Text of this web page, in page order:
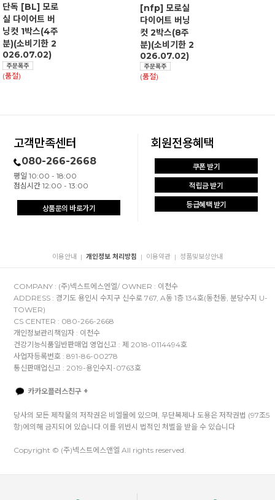
단독 [BL] 모로
실 다이어트 버
닝컷 1박스(4주
분)(소비기한 2
026.07.02)
(품절)
[nfp] 모로실
다이어트 버닝
컷 2박스(8주
분)(소비기한 2
026.07.02)
(품절)
고객만족센터
080-266-2668
평일 10:00 - 18:00
점심시간 12:00 - 13:00
상품문의 바로가기
회원전용혜택
쿠폰 받기
적립금 받기
등급혜택 받기
이용안내 | 개인정보 처리방침 | 이용약관 | 정품및보상안내
COMPANY : (주)넥스트에스엔엘/ OWNER : 이천수
ADDRESS : 경기도 용인시 수지구 신수로 767, A동 1층 134호(동천동, 분당수지 U-
TOWER)
CS CENTER : 080-266-2668
개인정보관리책임자 : 이천수
건강기능식품일반판매업 영업신고 : 제 2018-0114494호
사업자등록번호 : 891-86-00278
통신판매업신고 : 2019-용인수지-0763호
카카오플러스친구 +
당사의 모든 제작물의 저작권은 비엘몰에 있으며, 무단복제나 도용은 저작권법 (97조5
항)에의해 금지되어 있습니다.이를 위반시 법적인 처벌을 받을 수 있습니다
Copyright © (주)넥스트에스앤엘 All rights reserved.